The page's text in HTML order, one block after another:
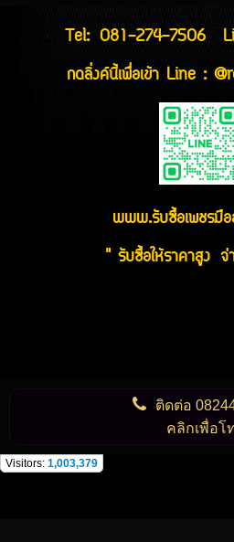
Tel: 081-274-7506
กดลิ่งค์นี้เพื่อเข้า Line :
www.รับซื้อเพชรมื
" รับซื้อให้ราคาสูง จ่
ติดต่อ
คลิกเพื่อโ
Visitors: 1,003,379